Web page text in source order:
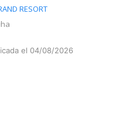
RESORT
el 04/08/2026